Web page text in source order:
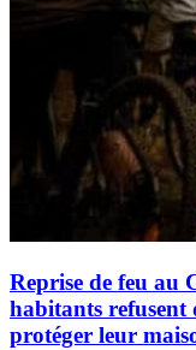
Reprise de feu au
habitants refusent
protéger leur